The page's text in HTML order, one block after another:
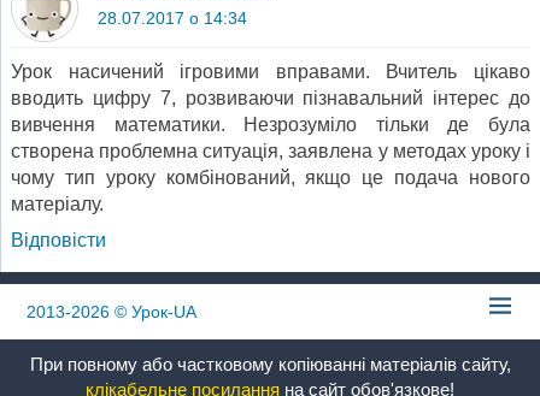
28.07.2017 о 14:34
Урок насичений ігровими вправами. Вчитель цікаво
вводить цифру 7, розвиваючи пізнавальний інтерес до
вивчення математики. Незрозуміло тільки де була
створена проблемна ситуація, заявлена у методах уроку і
чому тип уроку комбінований, якщо це подача нового
матеріалу.
Відповіcти
2013-2026© Урок-UA
При повному або частковому копіюванні матеріалів сайту,
клікабельне посилання на сайт обов'язкове!